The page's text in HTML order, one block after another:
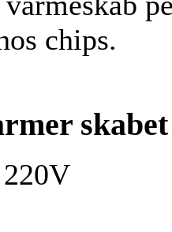
chips.
skabet